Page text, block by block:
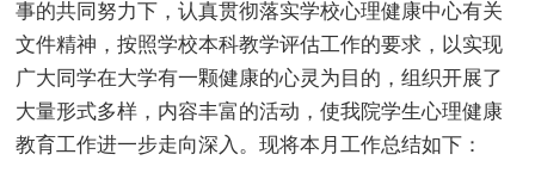
事的共同努力下，认真贯彻落实学校心理健康中心有关
文件精神，按照学校本科教学评估工作的要求，以实现
广大同学在大学有一颗健康的心灵为目的，组织开展了
大量形式多样，内容丰富的活动，使我院学生心理健康
教育工作进一步走向深入。现将本月工作总结如下：